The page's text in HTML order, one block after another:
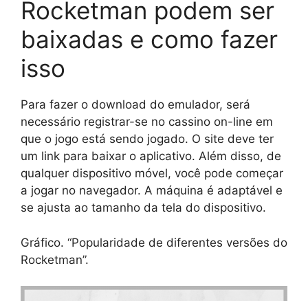
Rocketman podem ser
baixadas e como fazer
isso
Para fazer o download do emulador, será
necessário registrar-se no cassino on-line em
que o jogo está sendo jogado. O site deve ter
um link para baixar o aplicativo. Além disso, de
qualquer dispositivo móvel, você pode começar
a jogar no navegador. A máquina é adaptável e
se ajusta ao tamanho da tela do dispositivo.
Gráfico. “Popularidade de diferentes versões do
Rocketman”.